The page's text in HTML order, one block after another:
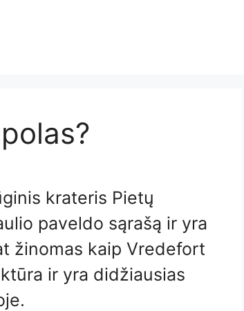
krateris Pietų
paveldo sąrašą ir yra
žinomas kaip Vredefort
ir yra didžiausias